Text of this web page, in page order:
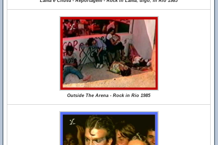
Outside The Arena - Rock in Rio 1985